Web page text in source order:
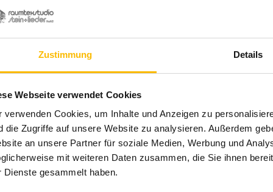
Zustimmung Details
Webseite verwendet Cookies
verwenden Cookies, um Inhalte und Anzeigen zu
die Zugriffe auf unsere Website zu analysieren. Außerdem
an unsere Partner für soziale Medien, Werbung und
mit weiteren Daten zusammen, die Sie ihnen
Dienste gesammelt haben.
Markisentuch: Acryl,
Mit dieser Kassetten-Markise
schöne Stunden auf der perfekt
Terrasse freuen. Das kleine und